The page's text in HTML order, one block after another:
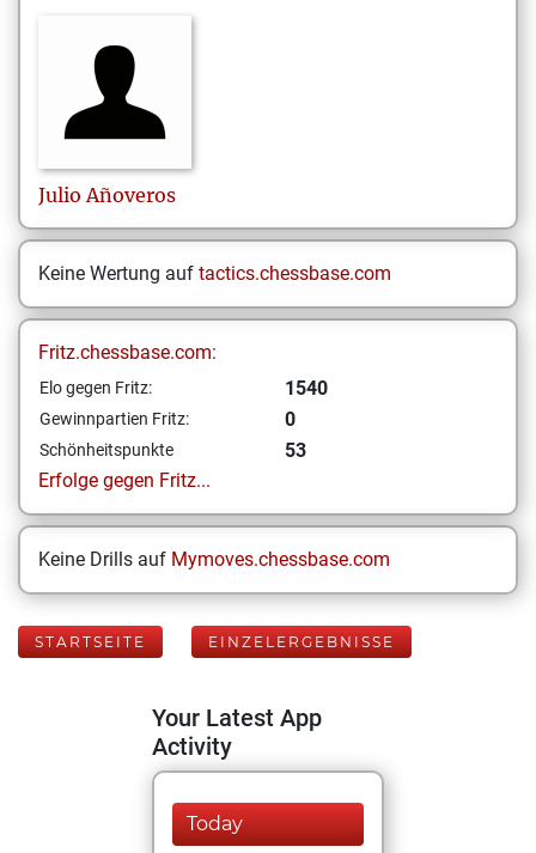
Julio Añoveros
Keine Wertung auf tactics.chessbase.com
Fritz.chessbase.com:
Elo gegen Fritz: 1540
Gewinnpartien Fritz: 0
Schönheitspunkte
53
Erfolge gegen Fritz...
Keine Drills auf Mymoves.chessbase.com
STARTSEITE EINZELERGEBNISSE
Your Latest App
Activity
Today